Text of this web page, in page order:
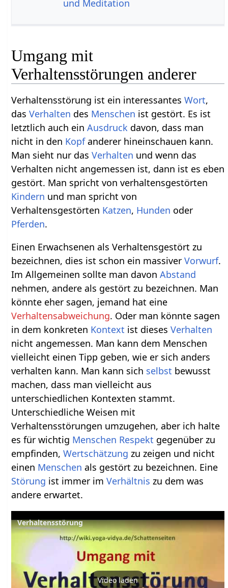
und Meditation
Umgang mit
Verhaltensstörungen anderer
Verhaltensstörung ist ein interessantesWort,
dasVerhalten des Menschen ist gestört. Es ist
letztlich auch einAusdruck davon, dass man
nicht in den Kopfanderer hineinschauen kann.
Man sieht nur dasVerhalten und wenn das
Verhalten nicht angemessen ist, dann ist es eben
gestört. Man spricht von verhaltensgestörten
Kindern und man spricht von
Verhaltensgestörten Katzen, Hunden oder
Pferden.
Einen Erwachsenen als Verhaltensgestört zu
bezeichnen, dies ist schon ein massiverVorwurf.
Im Allgemeinen sollte man davonAbstand
nehmen, andere als gestört zu bezeichnen. Man
könnte eher sagen, jemand hat eine
Verhaltensabweichung. Oder man könnte sagen
in dem konkreten Kontext ist diesesVerhalten
nicht angemessen. Man kann dem Menschen
vielleicht einen Tipp geben, wie er sich anders
verhalten kann. Man kann sich selbst bewusst
machen, dass man vielleicht aus
unterschiedlichen Kontexten stammt.
Unterschiedliche Weisen mit
Verhaltensstörungen umzugehen, aber ich halte
es für wichtig Menschen Respekt gegenüber zu
empfinden,Wertschätzung zu zeigen und nicht
einen Menschen als gestört zu bezeichnen. Eine
Störung ist immer imVerhältnis zu dem was
andere erwartet.
Verhaltensstörung
Video laden